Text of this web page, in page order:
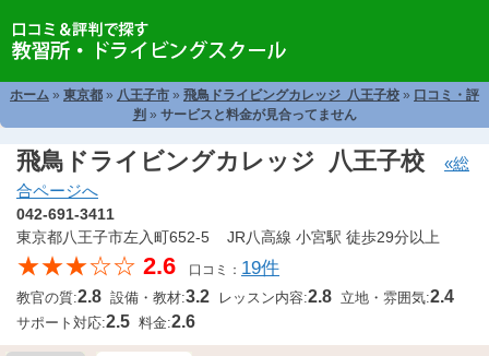
ホーム » 東京都 » 八王子市 » 飛鳥ドライビングカレッジ 八王子校 » 口コミ・評
判 » サービスと料金が見合ってません
飛鳥ドライビングカレッジ 八王子校
«総
合ページへ
042-691-3411
東京都八王子市左入町652-5 JR八高線 小宮駅 徒歩29分以上
★★★☆☆ 2.6 口コミ： 19件
教官の質:2.8 設備・教材:3.2 レッスン内容:2.8 立地・雰囲気:2.4
サポート対応:2.5 料金:2.6